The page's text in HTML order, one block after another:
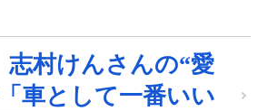
志村けんさんの“愛
車として一番いい